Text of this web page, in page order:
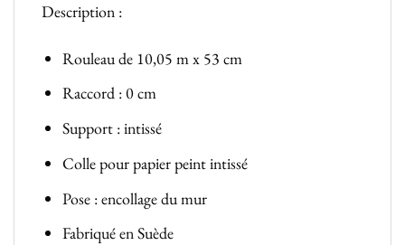
Description :
Rouleau de 10,05 m x 53 cm
Raccord : 0 cm
Support : intissé
Colle pour papier peint intissé
Pose : encollage du mur
Fabriqué en Suède